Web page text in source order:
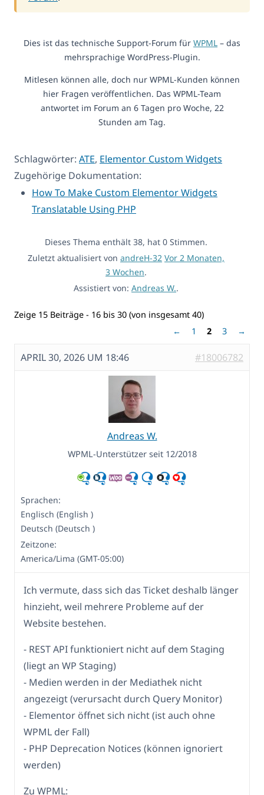
Dies ist das technische Support-Forum für WPML – das
mehrsprachige WordPress-Plugin.
Mitlesen können alle, doch nur WPML-Kunden können
hier Fragen veröffentlichen. Das WPML-Team
antwortet im Forum an 6 Tagen pro Woche, 22
Stunden am Tag.
Schlagwörter: ATE, Elementor Custom Widgets
Zugehörige Dokumentation:
How To Make Custom Elementor Widgets
Translatable Using PHP
Dieses Thema enthält 38, hat 0 Stimmen.
Zuletzt aktualisiert von andreH-32 Vor 2 Monaten,
3 Wochen.
Assistiert von: Andreas W..
Zeige 15 Beiträge - 16 bis 30 (von insgesamt 40)
←
1 2 3 →
APRIL 30, 2026 UM 18:46 #18006782
Andreas W.
WPML-Unterstützer seit 12/2018
Sprachen:
Englisch (English )
Deutsch (Deutsch )
Zeitzone:
America/Lima (GMT-05:00)
Ich vermute, dass sich das Ticket deshalb länger
hinzieht, weil mehrere Probleme auf der
Website bestehen.
- REST API funktioniert nicht auf dem Staging
(liegt an WP Staging)
- Medien werden in der Mediathek nicht
angezeigt (verursacht durch Query Monitor)
- Elementor öffnet sich nicht (ist auch ohne
WPML der Fall)
- PHP Deprecation Notices (können ignoriert
werden)
Zu WPML: